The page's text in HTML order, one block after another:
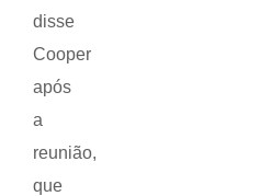
disse
Cooper
após
a
reunião,
que